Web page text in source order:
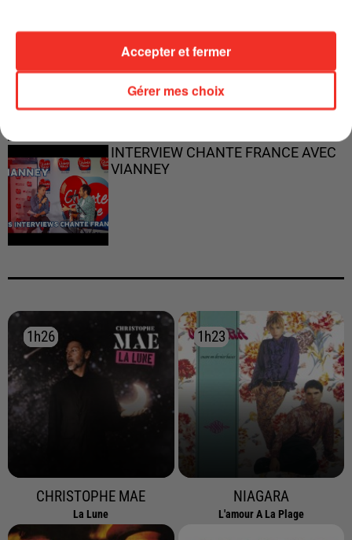
"JE RESPIRE MIEUX SUR SCÈNE" -
CALOGERO
INTERVIEW CHANTE FRANCE AVEC
VIANNEY
1h26
1h26
CHRISTOPHE MAE
La Lune
1h23
1h23
NIAGARA
L'amour A La Plage
Gérer mes choix
Accepter et fermer